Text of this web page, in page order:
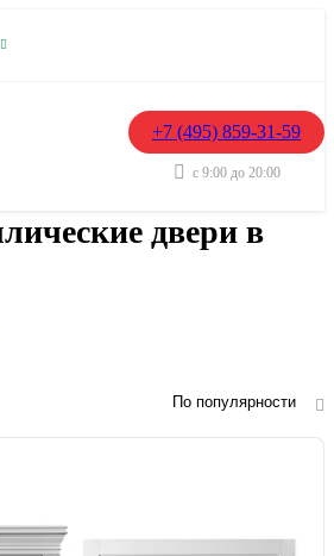
+7 (495) 859-31-59
с 9:00 до 20:00
двери в
По популярности